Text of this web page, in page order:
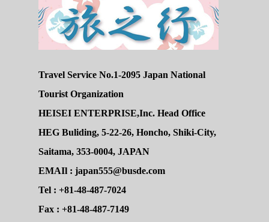
Travel Service No.1-2095 Japan National
Tourist Organization
HEISEI ENTERPRISE,Inc. Head Office
HEG Buliding, 5-22-26, Honcho, Shiki-City,
Saitama, 353-0004, JAPAN
EMAIl : japan555@busde.com
Tel : +81-48-487-7024
Fax : +81-48-487-7149